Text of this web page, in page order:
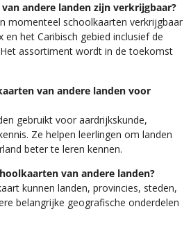
andere landen zijn verkrijgbaar?
momenteel schoolkaarten verkrijgbaar
en het Caribisch gebied inclusief de
assortiment wordt in de toekomst
van andere landen voor
gebruikt voor aardrijkskunde,
Ze helpen leerlingen om landen
beter te leren kennen.
van andere landen?
kunnen landen, provincies, steden,
belangrijke geografische onderdelen